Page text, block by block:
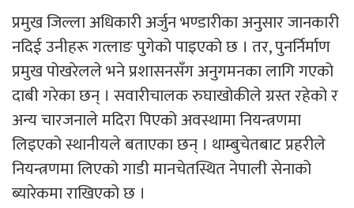
प्रमुख जिल्ला अधिकारी अर्जुन भण्डारीका अनुसार जानकारी
नदिई उनीहरू गत्लाङ पुगेको पाइएको छ । तर, पुनर्निर्माण
प्रमुख पोखरेलले भने प्रशासनसँग अनुगमनका लागि गएको
दाबी गरेका छन् । सवारीचालक रुघाखोकीले ग्रस्त रहेको र
अन्य चारजनाले मदिरा पिएको अवस्थामा नियन्त्रणमा
लिइएको स्थानीयले बताएका छन् । थाम्बुचेतबाट प्रहरीले
नियन्त्रणमा लिएको गाडी मानचेतस्थित नेपाली सेनाको
ब्यारेकमा राखिएको छ ।